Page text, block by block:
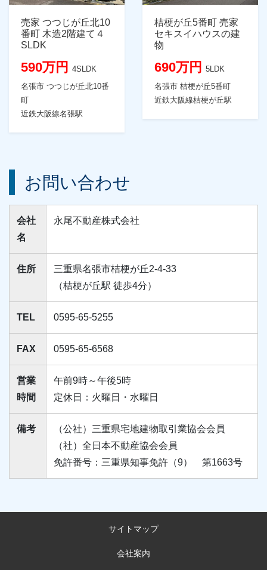
売家 つつじが丘北10
番町 木造2階建て４
SLDK
590万円
4SLDK
名張市 つつじが丘北10番
町
近鉄大阪線名張駅
桔梗が丘5番町 売家
セキスイハウスの建
物
690万円
5LDK
名張市 桔梗が丘5番町
近鉄大阪線桔梗が丘駅
お問い合わせ
会社
名
永尾不動産株式会社
住所
三重県名張市桔梗が丘2-4-33
（桔梗が丘駅 徒歩4分）
TEL 0595-65-5255
FAX 0595-65-6568
営業
時間
午前9時～午後5時
定休日：火曜日・水曜日
備考
（公社）三重県宅地建物取引業協会会員
（社）全日本不動産協会会員
免許番号：三重県知事免許（9） 第1663号
サイトマップ
会社案内